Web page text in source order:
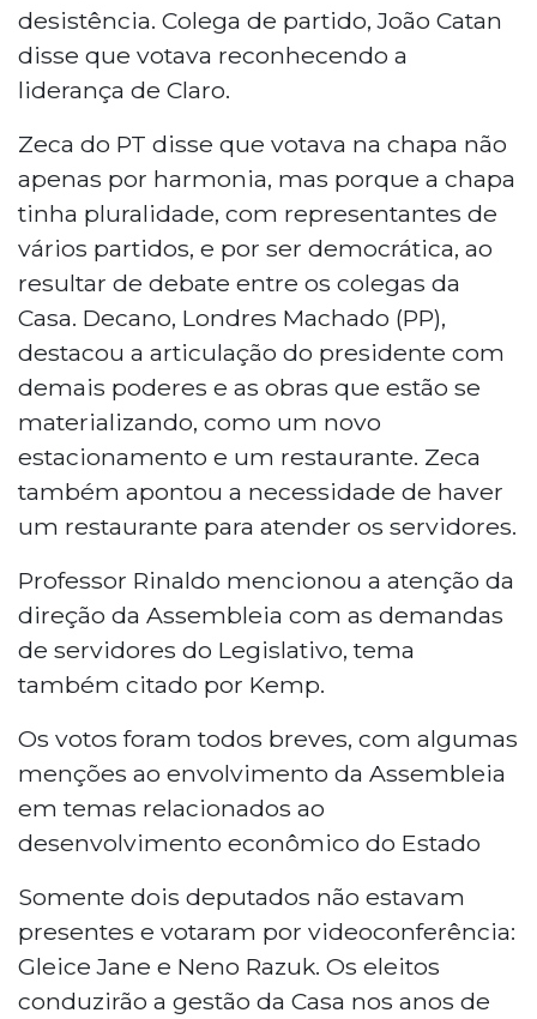
desistência. Colega de partido, João Catan
disse que votava reconhecendo a
liderança de Claro.
Zeca do PT disse que votava na chapa não
apenas por harmonia, mas porque a chapa
tinha pluralidade, com representantes de
vários partidos, e por ser democrática, ao
resultar de debate entre os colegas da
Casa. Decano, Londres Machado (PP),
destacou a articulação do presidente com
demais poderes e as obras que estão se
materializando, como um novo
estacionamento e um restaurante. Zeca
também apontou a necessidade de haver
um restaurante para atender os servidores.
Professor Rinaldo mencionou a atenção da
direção da Assembleia com as demandas
de servidores do Legislativo, tema
também citado por Kemp.
Os votos foram todos breves, com algumas
menções ao envolvimento da Assembleia
em temas relacionados ao
desenvolvimento econômico do Estado
Somente dois deputados não estavam
presentes e votaram por videoconferência:
Gleice Jane e Neno Razuk. Os eleitos
conduzirão a gestão da Casa nos anos de